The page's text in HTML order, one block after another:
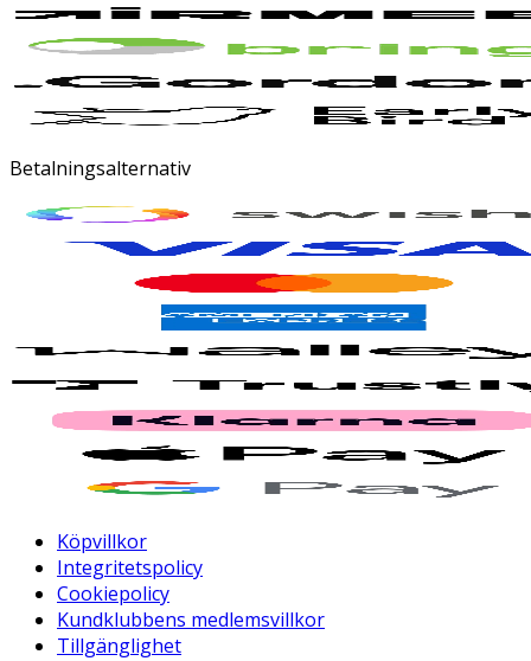
Betalningsalternativ
Köpvillkor
Integritetspolicy
Cookiepolicy
Kundklubbens medlemsvillkor
Tillgänglighet